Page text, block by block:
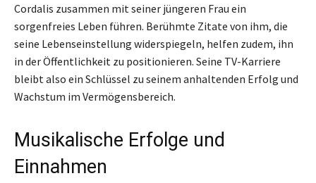
Cordalis zusammen mit seiner jüngeren Frau ein
sorgenfreies Leben führen. Berühmte Zitate von ihm, die
seine Lebenseinstellung widerspiegeln, helfen zudem, ihn
in der Öffentlichkeit zu positionieren. Seine TV-Karriere
bleibt also ein Schlüssel zu seinem anhaltenden Erfolg und
Wachstum im Vermögensbereich.
Musikalische Erfolge und
Einnahmen